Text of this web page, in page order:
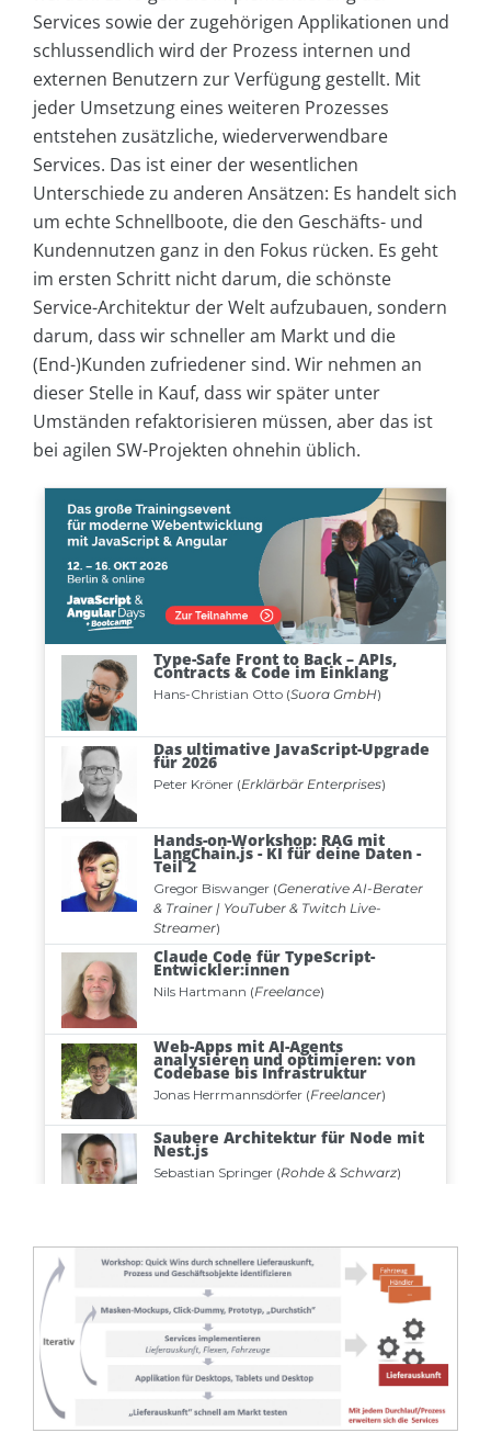
Services sowie der zugehörigen Applikationen und
schlussendlich wird der Prozess internen und
externen Benutzern zur Verfügung gestellt. Mit
jeder Umsetzung eines weiteren Prozesses
entstehen zusätzliche, wiederverwendbare
Services. Das ist einer der wesentlichen
Unterschiede zu anderen Ansätzen: Es handelt sich
um echte Schnellboote, die den Geschäfts- und
Kundennutzen ganz in den Fokus rücken. Es geht
im ersten Schritt nicht darum, die schönste
Service-Architektur der Welt aufzubauen, sondern
darum, dass wir schneller am Markt und die
(End-)Kunden zufriedener sind. Wir nehmen an
dieser Stelle in Kauf, dass wir später unter
Umständen refaktorisieren müssen, aber das ist
bei agilen SW-Projekten ohnehin üblich.